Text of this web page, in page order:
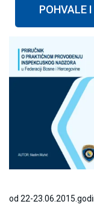
POHVALE
od 22-